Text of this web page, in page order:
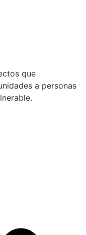
que
a personas